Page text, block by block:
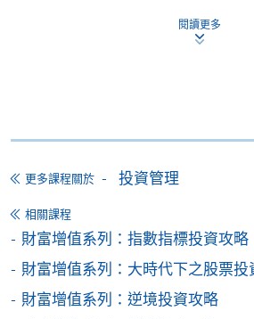
交下期學費的學員，提供網上服務
程設有此服務，課程負責人會通知
網上支付可通過「繳費靈」(PPS) (
VISA 或 Mastercard、「微信支付」
Pay) 、「支付寶」(Online Alipay) 或
閱讀更多
更多課程關於 投資管理
相關課程
財富增值系列：指數指標投資攻略
財富增值系列：大時代下之股票投
財富增值系列：逆境投資攻略